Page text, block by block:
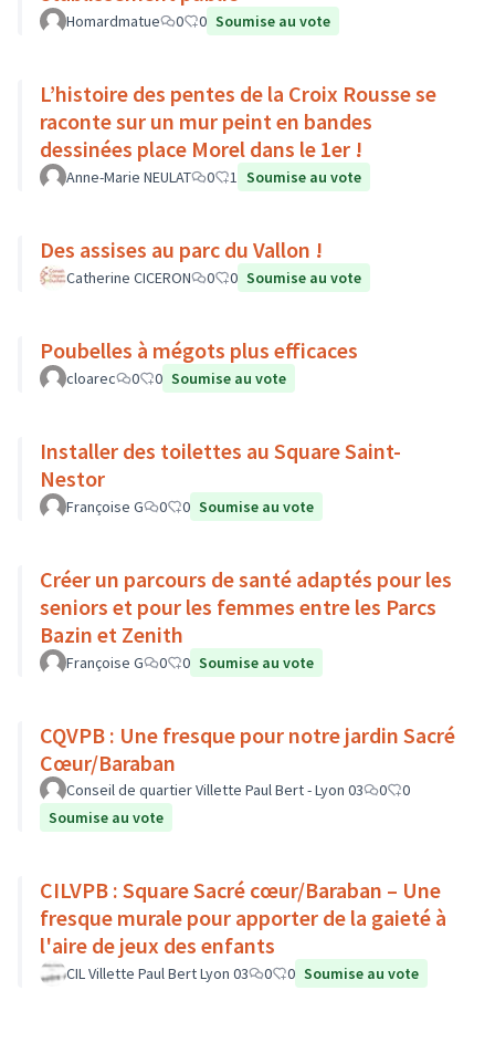
Homardmatue 0 0 Soumise au vote
L’histoire des pentes de la Croix Rousse se
raconte sur un mur peint en bandes
dessinées place Morel dans le 1er !
Anne-Marie NEULAT 0 1 Soumise au vote
Des assises au parc du Vallon !
Catherine CICERON 0 0 Soumise au vote
Poubelles à mégots plus efficaces
cloarec 0 0 Soumise au vote
Installer des toilettes au Square Saint-
Nestor
Françoise G 0 0 Soumise au vote
Créer un parcours de santé adaptés pour les
seniors et pour les femmes entre les Parcs
Bazin et Zenith
Françoise G 0 0 Soumise au vote
CQVPB : Une fresque pour notre jardin Sacré
Cœur/Baraban
Conseil de quartier Villette Paul Bert - Lyon 03 0
0
Soumise au vote
CILVPB : Square Sacré cœur/Baraban – Une
fresque murale pour apporter de la gaieté à
l'aire de jeux des enfants
CIL Villette Paul Bert Lyon 03 0 0 Soumise au vote